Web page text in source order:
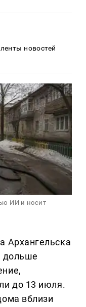
новостей
ИИ и носит
Архангельска
дольше
до 13 июля.
вблизи